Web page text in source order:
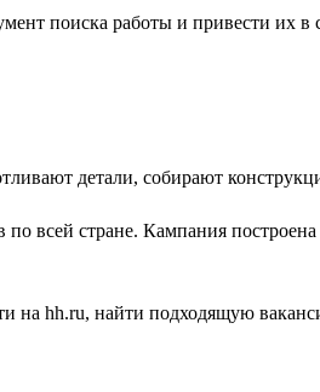
поиска работы и привести их в
детали, собирают
всей стране. Кампания
на hh.ru, найти подходящую